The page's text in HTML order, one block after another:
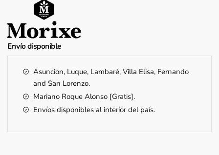
Envíodisponible
Asuncion, Luque, Lambaré, Villa Elisa, Fernando
and San Lorenzo.
Mariano Roque Alonso [Gratis].
Envíos disponibles al interior del país.